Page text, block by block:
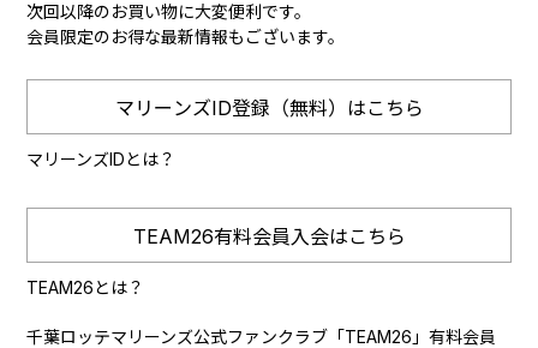
次回以降のお買い物に大変便利です。
会員限定のお得な最新情報もございます。
マリーンズID登録（無料）はこちら
マリーンズIDとは？
TEAM26有料会員入会はこちら
TEAM26とは？
千葉ロッテマリーンズ公式ファンクラブ「TEAM26」有料会員